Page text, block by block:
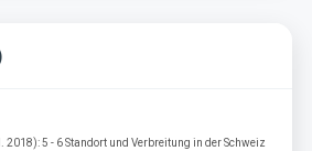
2018): 5 - 6 Standort und Verbreitung in der Schweiz